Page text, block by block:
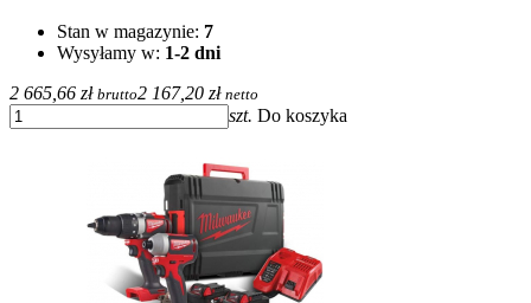
Stan w magazynie: 7
Wysyłamy w: 1-2 dni
2 665,66 zł brutto2 167,20 zł netto
szt. Do koszyka